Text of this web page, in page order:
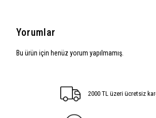
Yorumlar
Bu ürün için henüz yorum yapılmamış.
2000 TL üzeri ücretsiz